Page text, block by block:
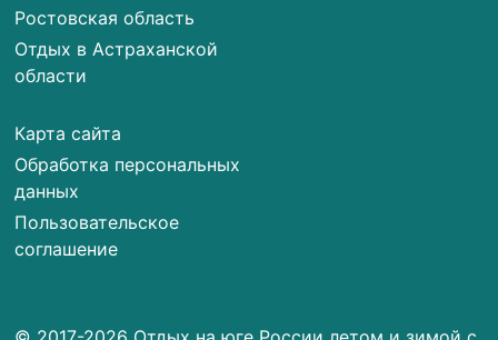
Ростовская область
Отдых в Астраханской
области
Карта сайта
Обработка персональных
данных
Пользовательское
соглашение